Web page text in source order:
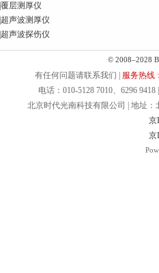
覆层测厚仪
超声波测厚仪
超声波探伤仪
© 2008–2028
有任何问题请联系我们 | 服务热线
电话：010-5128 7010、6296 9418
北京时代光南科技有限公司 | 地址：
京
京